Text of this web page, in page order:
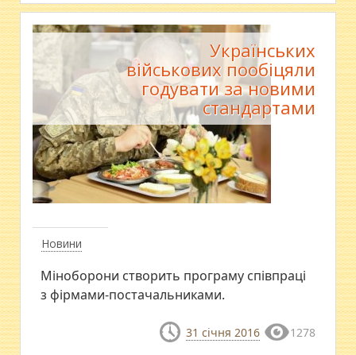
Новини
Українських
військових пообіцяли
годувати за новими
стандартами
Міноборони створить програму співпраці
з фірмами-постачальниками.
31 січня 2016 1278